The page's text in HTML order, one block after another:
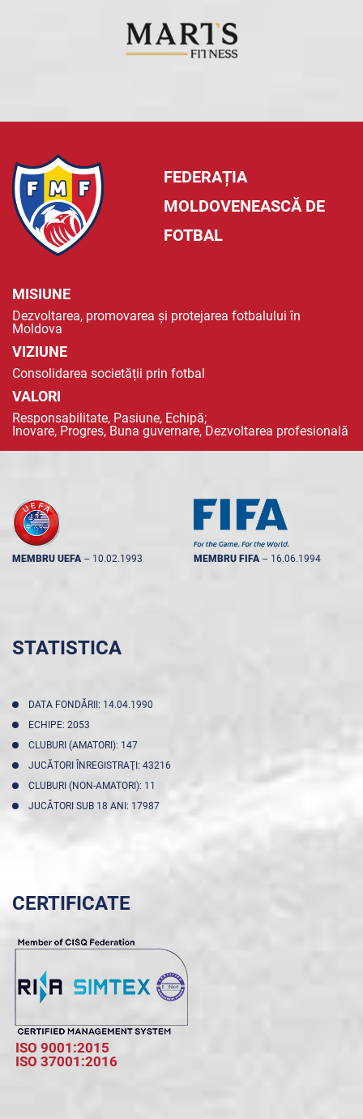
FEDERAȚIA
MOLDOVENEASCĂ DE
FOTBAL
MISIUNE
Dezvoltarea, promovarea și protejarea fotbalului în
Moldova
VIZIUNE
Consolidarea societății prin fotbal
VALORI
Responsabilitate, Pasiune, Echipă;
Inovare, Progres, Buna guvernare, Dezvoltarea profesională
MEMBRU UEFA -- 10.02.1993 MEMBRU FIFA -- 16.06.1994
STATISTICA
DATA FONDĂRII: 14.04.1990
ECHIPE: 2053
CLUBURI (AMATORI): 147
JUCĂTORI ÎNREGISTRAŢI: 43216
CLUBURI (NON-AMATORI): 11
JUCĂTORI SUB 18 ANI: 17987
CERTIFICATE
ISO 9001:2015
ISO 37001:2016